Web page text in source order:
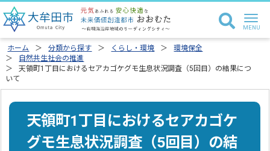
ホーム 分類から探す くらし・環境
環境保全
自然共生社会の推進
天領町1丁目におけるセアカゴケグモ生息状況調査（5回目）の結果につ
いて
天領町1丁目におけるセアカゴケ
グモ生息状況調査（5回目）の結